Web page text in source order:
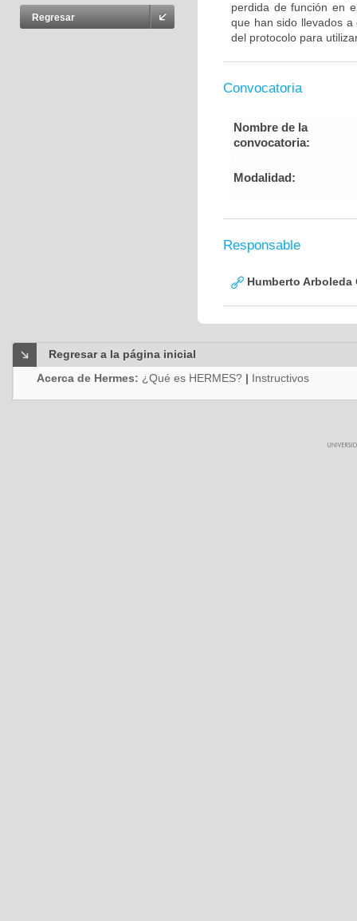
Regresar
perdida de función en
que han sido llevados
del protocolo para
Convocatoria
Nombre de la
convocatoria:
Modalidad:
Responsable
Humberto Arboleda
Regresar a la página inicial
Acerca de Hermes: ¿Qué es HERMES? | Instructivos